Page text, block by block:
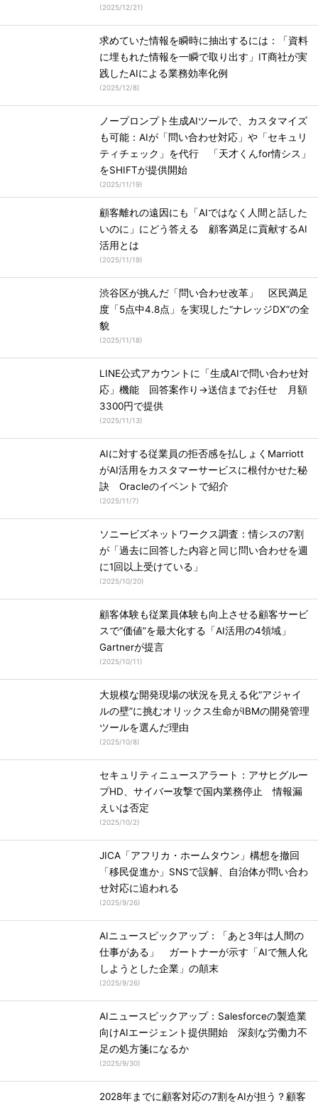
(2025/12/21)
求めていた情報を瞬時に抽出するには：「資料
に埋もれた情報を一瞬で取り出す」IT商社が実
践したAIによる業務効率化例
(2025/12/8)
ノープロンプト生成AIツールで、カスタマイズ
も可能：AIが「問い合わせ対応」や「セキュリ
ティチェック」を代行 「天才くんfor情シス」
をSHIFTが提供開始
(2025/11/19)
顧客離れの遠因にも「AIではなく人間と話した
いのに」にどう答える 顧客満足に貢献するAI
活用とは
(2025/11/19)
渋谷区が挑んだ「問い合わせ改革」 区民満足
度「5点中4.8点」を実現した“ナレッジDX”の全
貌
(2025/11/18)
LINE公式アカウントに「生成AIで問い合わせ対
応」機能 回答案作り→送信までお任せ 月額
3300円で提供
(2025/11/13)
AIに対する従業員の拒否感を払しょくMarriott
がAI活用をカスタマーサービスに根付かせた秘
訣 Oracleのイベントで紹介
(2025/11/7)
ソニービズネットワークス調査：情シスの7割
が「過去に回答した内容と同じ問い合わせを週
に1回以上受けている」
(2025/10/20)
顧客体験も従業員体験も向上させる顧客サービ
スで“価値”を最大化する「AI活用の4領域」
Gartnerが提言
(2025/10/11)
大規模な開発現場の状況を見える化“アジャイ
ルの壁”に挑むオリックス生命がIBMの開発管理
ツールを選んだ理由
(2025/10/8)
セキュリティニュースアラート：アサヒグルー
プHD、サイバー攻撃で国内業務停止 情報漏
えいは否定
(2025/10/2)
JICA「アフリカ・ホームタウン」構想を撤回
「移民促進か」SNSで誤解、自治体が問い合わ
せ対応に追われる
(2025/9/26)
AIニュースピックアップ：「あと3年は人間の
仕事がある」 ガートナーが示す「AIで無人化
しようとした企業」の顛末
(2025/9/26)
AIニュースピックアップ：Salesforceの製造業
向けAIエージェント提供開始 深刻な労働力不
足の処方箋になるか
(2025/9/30)
2028年までに顧客対応の7割をAIが担う？顧客